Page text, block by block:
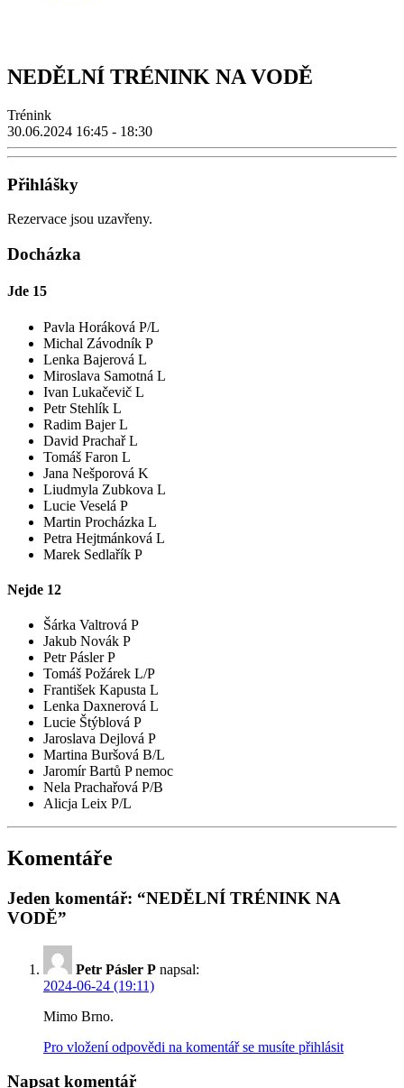
NEDĚLNÍ TRÉNINK NA VODĚ
Trénink
30.06.2024 16:45 - 18:30
Přihlášky
Rezervace jsou uzavřeny.
Docházka
Jde 15
Pavla Horáková P/L
Michal Závodník P
Lenka Bajerová L
Miroslava Samotná L
Ivan Lukačevič L
Petr Stehlík L
Radim Bajer L
David Prachař L
Tomáš Faron L
Jana Nešporová K
Liudmyla Zubkova L
Lucie Veselá P
Martin Procházka L
Petra Hejtmánková L
Marek Sedlařík P
Nejde 12
Šárka Valtrová P
Jakub Novák P
Petr Pásler P
Tomáš Požárek L/P
František Kapusta L
Lenka Daxnerová L
Lucie Štýblová P
Jaroslava Dejlová P
Martina Buršová B/L
Jaromír Bartů Pnemoc
Nela Prachařová P/B
Alicja Leix P/L
Komentáře
Jeden komentář: “NEDĚLNÍ TRÉNINK NA
VODĚ”
Petr Pásler P napsal:
2024-06-24 (19:11)
Mimo Brno.
Pro vložení odpovědi na komentář se musíte přihlásit
Napsat komentář